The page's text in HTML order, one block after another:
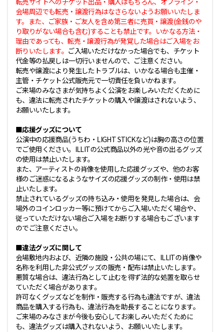
会場周辺でも転売・譲渡行為はなさらないようお願いいたしま
す。また、ご家族・ご友人を含め第三者に売買・譲渡(金銭のや
り取りがない場合も含む)することも禁止です。いかなる方法・
理由であっても、転売・譲渡行為が発覚した場合はご入場をお
断りいたします。 ご入場いただけなかった場合でも、チケット
代金等の払戻しは一切行いませんので、ご注意ください。
転売や譲渡により発生したトラブルは、いかなる場合も主催・
主管・チケット公式販売元で一切責任を負いかねます。
ご来場のみなさまが気持ちよく公演をお楽しみいただくために
も、違法に転売されたチケットの購入や譲渡はされないよう、
お願いいたします。
■応援グッズについて
公演中の応援商品(うちわ・LIGHT STICKなど)は胸の高さの位置
でご使用ください。ILLITの公式商品以外の光や音の出るグッズ
の使用は禁止いたします。
また、アーティストの肖像を使用した応援グッズや、他のお客
様のご迷惑になるようなサイズの応援グッズの制作・使用は禁
止いたします。
禁止されているグッズの持ち込み・使用を発見した場合は、会
場外のコインロッカー等に預けてからご入場いただく場合や、
従っていただけない場合ご入場をお断りする場合もございます
のでご注意ください。
■違法グッズに関して
会場敷地内および、近隣の施設・公共の場にて、ILLITの肖像や
名称を利用した非公式グッズの販売・配布は禁止いたします。
悪質な場合は、違法行為として止むを得ず法的な処置を取らせ
ていただく場合があります。
許可なくグッズなどを制作・販売する行為も違法ですが、違法
商品を購入する行為も、違法行為を助長することになります。
ご来場のみなさまが今後も安心してお楽しみいただくために
も、違法グッズは購入されないよう、お願いいたします。